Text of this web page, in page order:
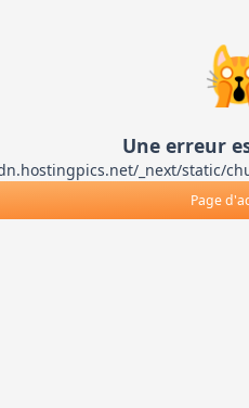
Une erreur
_next/static/
Page